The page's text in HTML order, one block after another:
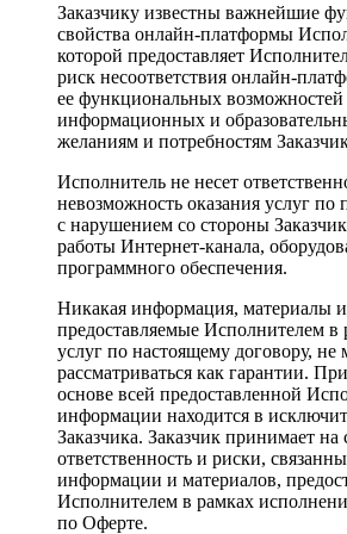
Заказчику известны важнейшие
свойства онлайн-платформы
которой предоставляет
риск несоответствия онлайн-
ее функциональных
информационных и
желаниям и потребностям
Исполнитель не несет
невозможность оказания услуг
с нарушением со стороны
работы Интернет-канала,
программного обеспечения.
Никакая информация, материалы
предоставляемые Исполнителем в
услуг по настоящему договору, не
рассматриваться как гарантии.
основе всей предоставленной
информации находится в
Заказчика. Заказчик принимает
ответственность и риски,
информации и материалов,
Исполнителем в рамках
по Оферте.